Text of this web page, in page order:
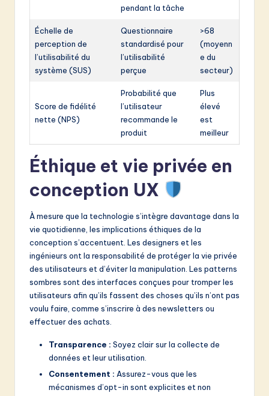
pendant la tâche
Échelle de
perception de
l’utilisabilité du
système (SUS)
Questionnaire
standardisé pour
l’utilisabilité
perçue
>68
(moyenn
e du
secteur)
Score de fidélité
nette (NPS)
Probabilité que
l’utilisateur
recommande le
produit
Plus
élevé
est
meilleur
Éthique et vie privée en
conception UX
À mesure que la technologie s’intègre davantage dans la
vie quotidienne, les implications éthiques de la
conception s’accentuent. Les designers et les
ingénieurs ont la responsabilité de protéger la vie privée
des utilisateurs et d’éviter la manipulation. Les patterns
sombres sont des interfaces conçues pour tromper les
utilisateurs afin qu’ils fassent des choses qu’ils n’ont pas
voulu faire, comme s’inscrire à des newsletters ou
effectuer des achats.
Transparence : Soyez clair sur la collecte de
données et leur utilisation.
Consentement : Assurez-vous que les
mécanismes d’opt-in sont explicites et non